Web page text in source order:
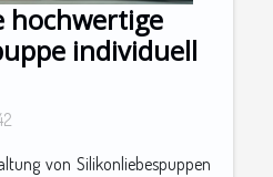
hochwertige
individuell
von Silikonliebespuppen